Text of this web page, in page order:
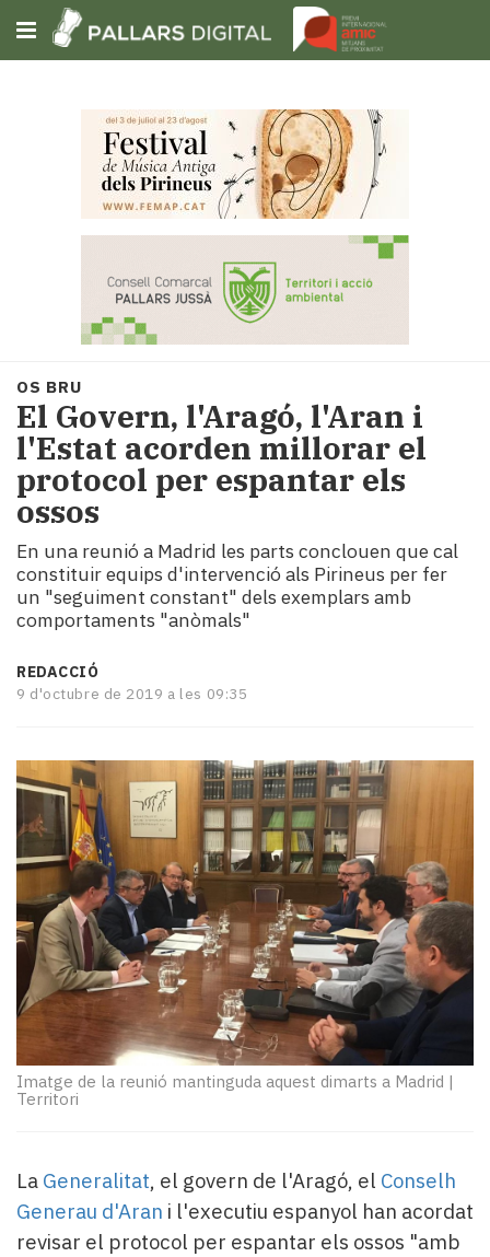
Subscriu-t'hi
Portada
Societat
Política
i
municipis
Economia
i
Cultura
Esports
Mai
tant!
i
temps
Reportatges
Entrevistes
Enquestes
A
escena!
Dis
la
teva!
Subscriptors
La
newsletter
del
Pallars
Contingut
més
llegit...
Editorial
OS BRU
El Govern, l'Aragó, l'Aran i
l'Estat acorden millorar el
protocol per espantar els
ossos
En una reunió a Madrid les parts conclouen que cal
constituir equips d'intervenció als Pirineus per fer
un "seguiment constant" dels exemplars amb
comportaments "anòmals"
REDACCIÓ
9 d'octubre de 2019 a les 09:35
Imatge de la reunió mantinguda aquest dimarts a Madrid |
Territori
La Generalitat, el govern de l'Aragó, el Conselh
Generau d'Aran i l'executiu espanyol han acordat
revisar el protocol per espantar els ossos "amb